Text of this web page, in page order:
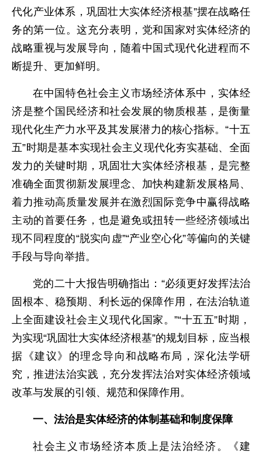
代化产业体系，巩固壮大实体经济根基”摆在战略任
务的第一位。这充分表明，党和国家对实体经济的
战略重视与发展导向，随着中国式现代化进程而不
断提升、更加鲜明。
在中国特色社会主义市场经济体系中，实体经
济是整个国民经济和社会发展的物质根基，是衡量
现代化生产力水平及其发展潜力的核心指标。“十五
五”时期是基本实现社会主义现代化夯实基础、全面
发力的关键时期，巩固壮大实体经济根基，是完整
准确全面贯彻新发展理念、加快构建新发展格局、
着力推动高质量发展并在激烈国际竞争中赢得战略
主动的首要任务，也是避免或扭转一些经济领域出
现不同程度的“脱实向虚”“产业空心化”等偏向的关键
手段与导向举措。
党的二十大报告明确指出：“必须更好发挥法治
固根本、稳预期、利长远的保障作用，在法治轨道
上全面建设社会主义现代化国家。”“十五五”时期，
为实现“巩固壮大实体经济根基”的规划目标，应当根
据《建议》的理念导向和战略布局，深化法学研
究，推进法治实践，充分发挥法治对实体经济领域
改革与发展的引领、规范和保障作用。
一、法治是实体经济的体制基础和制度保障
社会主义市场经济本质上是法治经济。《建